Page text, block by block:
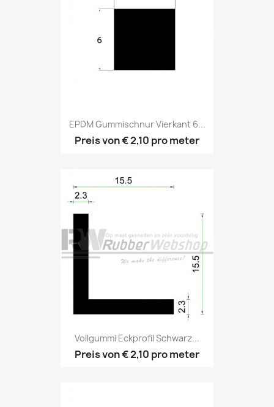
EPDM Gummischnur Vierkant 6...
Preis von€ 2,10 pro meter
Vollgummi Eckprofil Schwarz...
Preis von€ 2,10 pro meter